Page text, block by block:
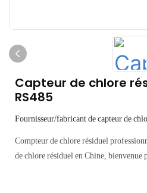
Capteur de chlore
RS485
Fournisseur/fabricant de capteur de
Compteur de chlore résiduel
de chlore résiduel en Chine, bienvenue